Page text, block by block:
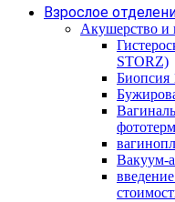
Взрослое
Акушерство и
STORZ)
Биопсия
Вакуум-